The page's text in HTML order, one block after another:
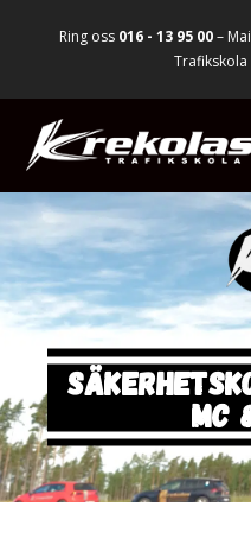
Ring oss 016 - 13 95 00–
Trafikskola
MC